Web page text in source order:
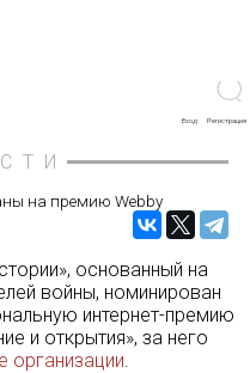
Вход Регистрация
на премию Webby
основанный на
войны, номинирован
интернет-премию
и открытия», за него
организации.